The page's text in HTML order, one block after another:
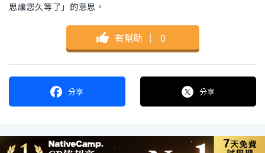
思讓您久等了」的意思。
有幫助 ｜ 0
分享 分享